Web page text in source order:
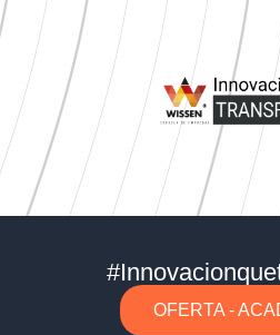
OFERTA -